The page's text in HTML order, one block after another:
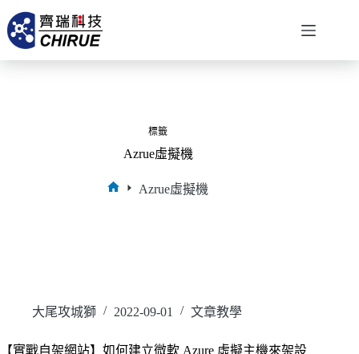
標籤
Azrue虛擬機
Azrue虛擬機
大尾攻城獅 2022-09-01 文章教學
【實戰自架網站】如何建立微軟 Azure 虛擬主機來架設